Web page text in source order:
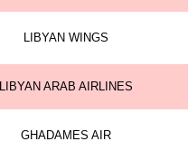
LIBYAN WINGS
LIBYAN ARAB AIRLINES
GHADAMES AIR